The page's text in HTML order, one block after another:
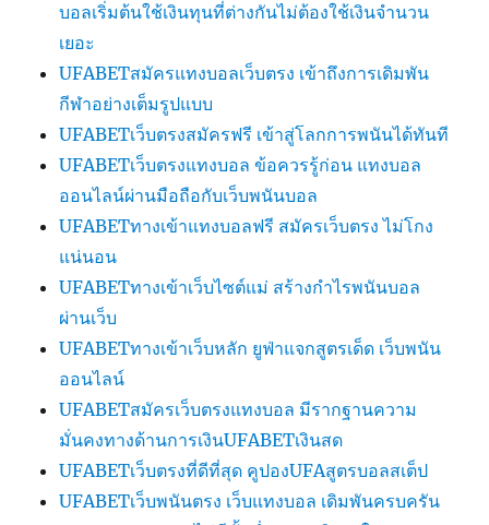
บอลเริ่มต้นใช้เงินทุนที่ต่างกันไม่ต้องใช้เงินจำนวน
เยอะ
UFABETสมัครแทงบอลเว็บตรง เข้าถึงการเดิมพัน
กีฬาอย่างเต็มรูปแบบ
UFABETเว็บตรงสมัครฟรี เข้าสู่โลกการพนันได้ทันที
UFABETเว็บตรงแทงบอล ข้อควรรู้ก่อน แทงบอล
ออนไลน์ผ่านมือถือกับเว็บพนันบอล
UFABETทางเข้าแทงบอลฟรี สมัครเว็บตรง ไม่โกง
แน่นอน
UFABETทางเข้าเว็บไซต์แม่ สร้างกำไรพนันบอล
ผ่านเว็บ
UFABETทางเข้าเว็บหลัก ยูฟ่าแจกสูตรเด็ด เว็บพนัน
ออนไลน์
UFABETสมัครเว็บตรงแทงบอล มีรากฐานความ
มั่นคงทางด้านการเงินUFABETเงินสด
UFABETเว็บตรงที่ดีที่สุด คูปองUFAสูตรบอลสเต็ป
UFABETเว็บพนันตรง เว็บแทงบอล เดิมพันครบครัน